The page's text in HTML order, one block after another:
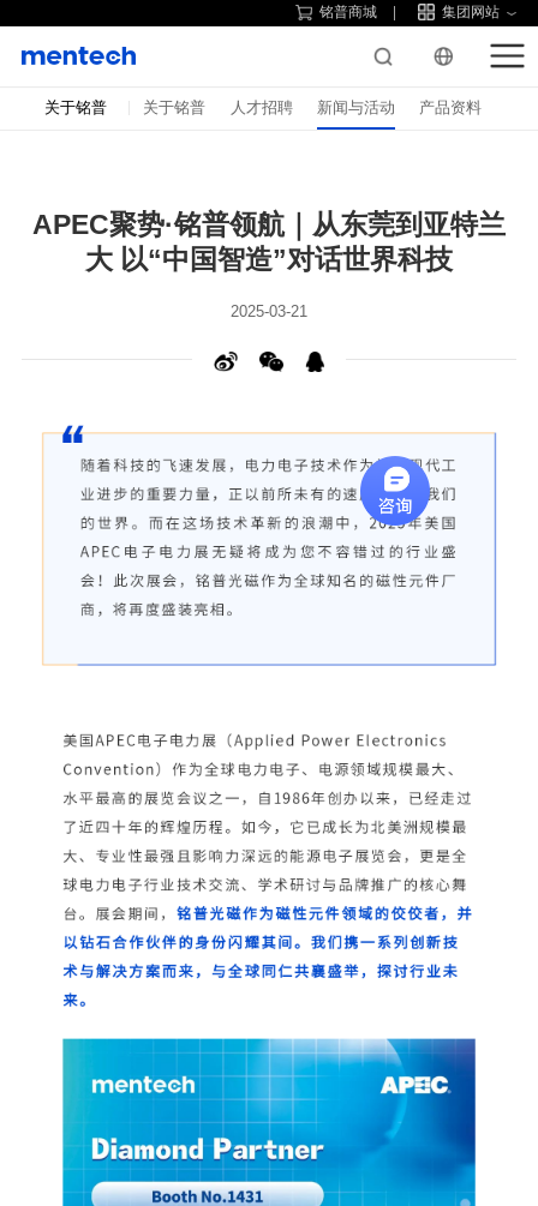
铭普商城 集团网站
关于铭普 关于铭普 人才招聘 新闻与活动 产品资料
大 以“中国智造”对话世界科技
2025-03-21